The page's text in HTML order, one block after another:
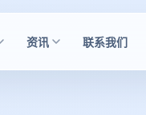
资讯 联系我们